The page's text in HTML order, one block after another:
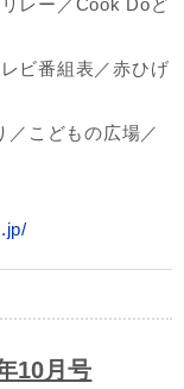
レー／Cook Doど
ビ番組表／赤ひげ
こどもの広場／
10月号